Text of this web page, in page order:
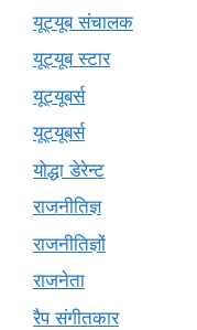
यूट्यूब संचालक
यूट्यूब स्टार
यूट्‍यूबर्स
यूट्यूबर्स
योद्धा डेरेन्ट
राजनीतिज्ञ
राजनीतिज्ञों
राजनेता
रैप संगीतकार